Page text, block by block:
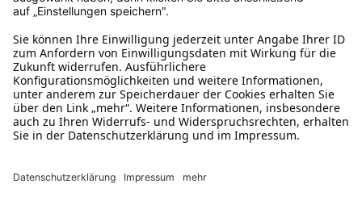
Ruf uns an
Schreibe uns
verkauf@schecker.de
WhatsApp Support